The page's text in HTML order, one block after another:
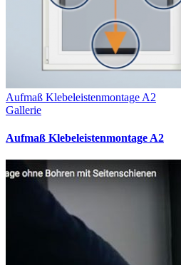
Aufmaß Klebeleistenmontage A2
Gallerie
Aufmaß Klebeleistenmontage A2